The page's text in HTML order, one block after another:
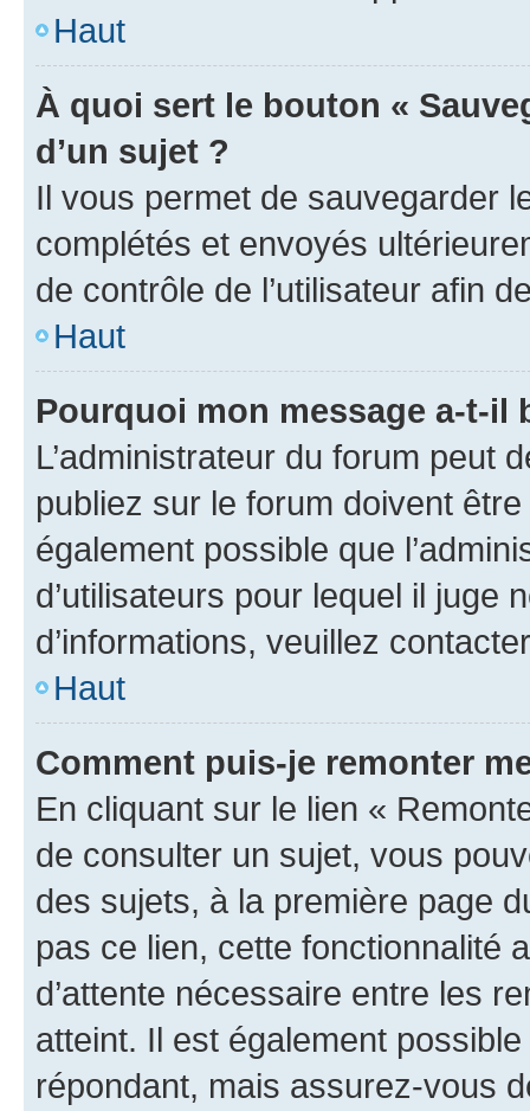
Haut
À quoi sert le bouton «
d’un sujet ?
Il vous permet de sauvegarder
complétés et envoyés
de contrôle de l’utilisateur afin
Haut
Pourquoi mon message a-t-il
L’administrateur du forum peut
publiez sur le forum doivent
également possible que
d’utilisateurs pour lequel il juge
d’informations, veuillez
Haut
Comment puis-je remonter
En cliquant sur le lien «
de consulter un sujet, vous
des sujets, à la première page
pas ce lien, cette fonctionnalité
d’attente nécessaire entre les
atteint. Il est également
répondant, mais assurez-vous